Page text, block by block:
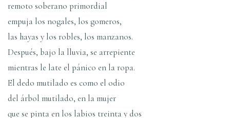
remoto soberano primordial
empuja los nogales, los gomeros,
las hayas y los robles, los manzanos.
Después, bajo la lluvia, se arrepiente
mientras le late el pánico en la ropa.
El dedo mutilado es como el odio
del árbol mutilado, en la mujer
que se pinta en los labios treinta y dos